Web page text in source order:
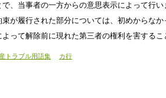
、当事者の一方からの意思表示によって行
が履行された部分については、初めからな
よって解除前に現れた第三者の権利を害する
トラブル用語集 カ行